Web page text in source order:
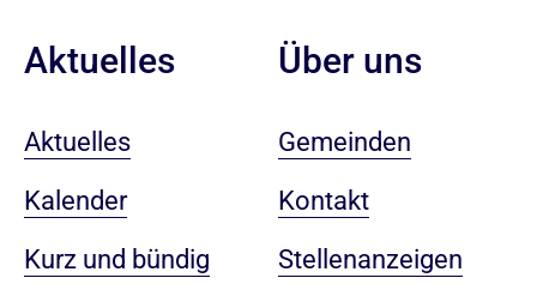
Aktuelles
Aktuelles
Kalender
Kurz und bündig
Über uns
Gemeinden
Kontakt
Stellenanzeigen